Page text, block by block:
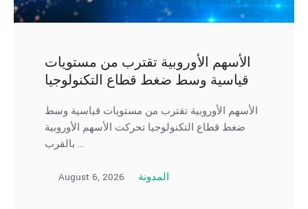
الأسهم الأوروبية تقترب من مستويات
قياسية وسط ضغط قطاع التكنولوجيا
الأسهم الأوروبية تقترب من مستويات قياسية وسط
ضغط قطاع التكنولوجيا تحركت الأسهم الأوروبية
بالقرب …
August 6, 2026 المدونة